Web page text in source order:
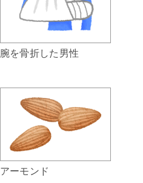
腕を骨折した男性
アーモンド